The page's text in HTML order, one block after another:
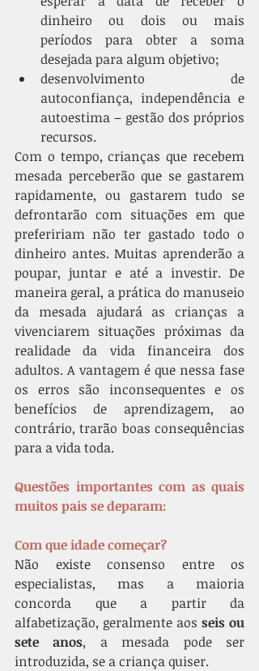
dinheiro ou dois ou mais
períodos para obter a soma
desejada para algum objetivo;
desenvolvimento de
autoconfiança, independência e
autoestima – gestão dos próprios
recursos.
Com o tempo, crianças que recebem
mesada perceberão que se gastarem
rapidamente, ou gastarem tudo se
defrontarão com situações em que
prefeririam não ter gastado todo o
dinheiro antes. Muitas aprenderão a
poupar, juntar e até a investir. De
maneira geral, a prática do manuseio
da mesada ajudará as crianças a
vivenciarem situações próximas da
realidade da vida financeira dos
adultos. A vantagem é que nessa fase
os erros são inconsequentes e os
benefícios de aprendizagem, ao
contrário, trarão boas consequências
para a vida toda.
Questões importantes com as quais
muitos pais se deparam:
Com que idade começar?
Não existe consenso entre os
especialistas, mas a maioria
concorda que a partir da
alfabetização, geralmente aos seis ou
sete anos, a mesada pode ser
introduzida, se a criança quiser.